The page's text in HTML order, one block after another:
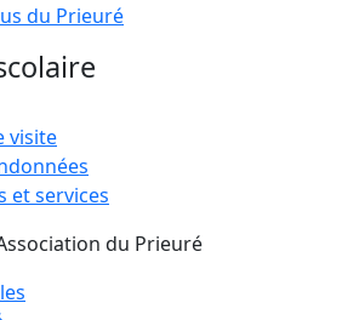
du Prieuré
visite
et services
du Prieuré